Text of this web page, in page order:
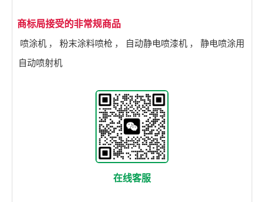
商标局接受的非常规商品
喷涂机 ， 粉末涂料喷枪 ， 自动静电喷漆机 ，
静电喷涂用
自动喷射机
在线客服